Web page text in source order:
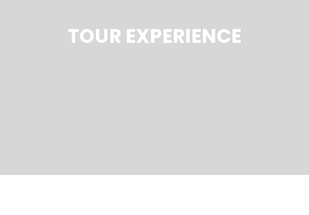
TOUR EXPERIENCE